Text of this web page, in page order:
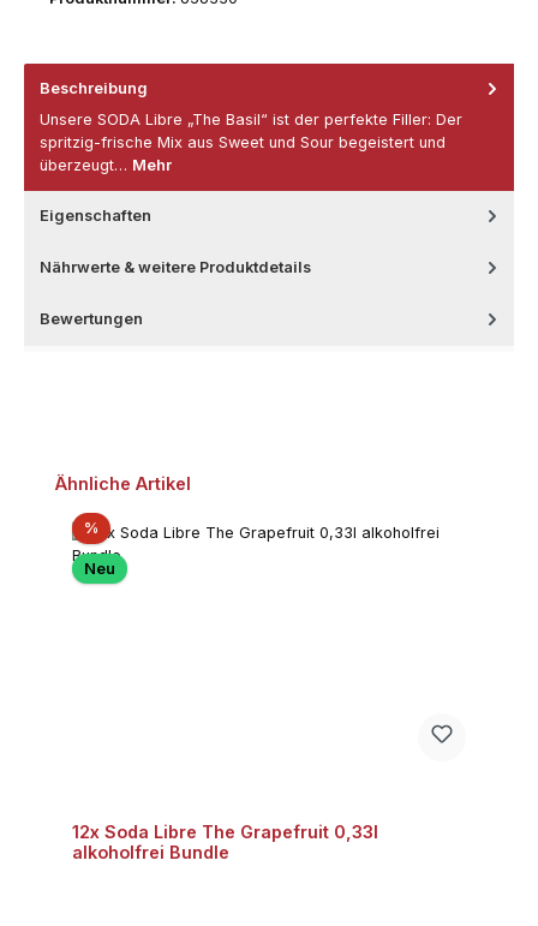
Beschreibung
Unsere SODA Libre „The Basil“ ist der perfekte Filler: Der
spritzig-frische Mix aus Sweet und Sour begeistert und
überzeugt… Mehr
Eigenschaften
Nährwerte & weitere Produktdetails
Bewertungen
Produktgalerie überspringen
Ähnliche Artikel
%Rabatt
Neu
12x Soda Libre The Grapefruit 0,33l
alkoholfrei Bundle